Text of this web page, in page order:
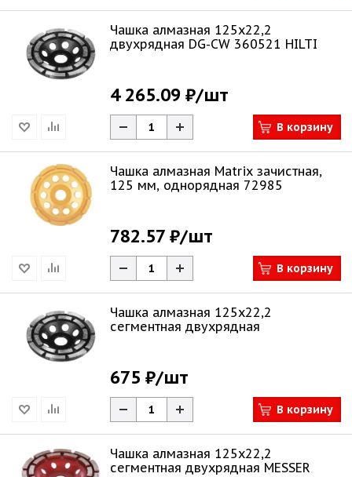
Чашка алмазная 125х22,2
двухрядная DG-CW 360521 HILTI
4 265.09 ₽/шт
В корзину
Чашка алмазная Matrix зачистная,
125 мм, однорядная 72985
782.57 ₽/шт
В корзину
Чашка алмазная 125х22,2
сегментная двухрядная
675 ₽/шт
В корзину
Чашка алмазная 125х22,2
сегментная двухрядная MESSER